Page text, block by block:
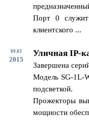
Порт 0
клиентского ...
09.03
2015
Уличная IP-
Завершена
Модель SG-1L-
подсветкой.
Прожекторы
мощности